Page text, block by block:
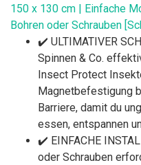
150 x 130 cm | Einfache
Bohren oder Schrauben
✔️ ULTIMATIVER
Spinnen & Co.
Insect Protect
Magnetbefestigung
Barriere, damit du
essen, entspannen
✔️ EINFACHE
oder Schrauben